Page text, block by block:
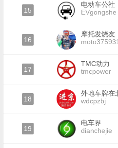
15
电动车公社
EVgongshe
16
摩托发烧友
17
TMC动力
tmcpower
18
外地车牌在
wdcpzbj
19
电车界
dianchejie